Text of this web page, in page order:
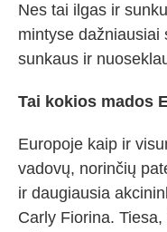
Nes tai ilgas ir
mintyse dažniausiai
sunkaus ir
Tai kokios mados
Europoje kaip ir
vadovų, norinčių
ir daugiausia
Carly Fiorina.